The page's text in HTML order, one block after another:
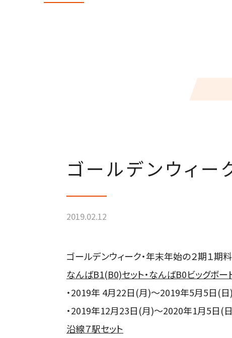
ゴールデンウィー
2019.02.12
ゴールデンウィーク・年末年始の２期１期
なんばB1(B0)セット・なんばB0ビッグボー
・2019年 4月22日(月)～2019年5月5日(日)
・2019年12月23日(月)～2020年1月5日(
沿線７駅セット